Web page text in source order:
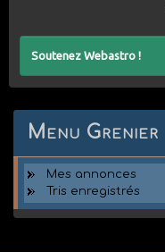
Soutenez Webastro !
Menu Grenier
Mes annonces
Tris enregistrés